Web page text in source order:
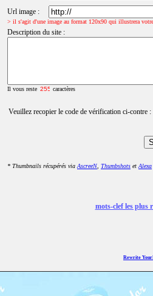
Url image :
> il s'agit d'une image au format 120x90 qui illustrera
Description du site :
Il vous reste caractères
Veuillez recopier le code de vérification ci-contre :
* Thumbnails récupérés via AscreeN Thumbshots et Alexa
mots-clef les plus
Rewrite